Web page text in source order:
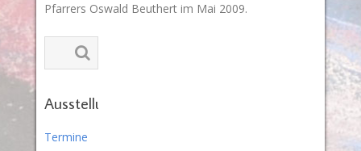
Pfarrers Oswald Beuthert im Mai 2009.
Ausstellungen
Termine